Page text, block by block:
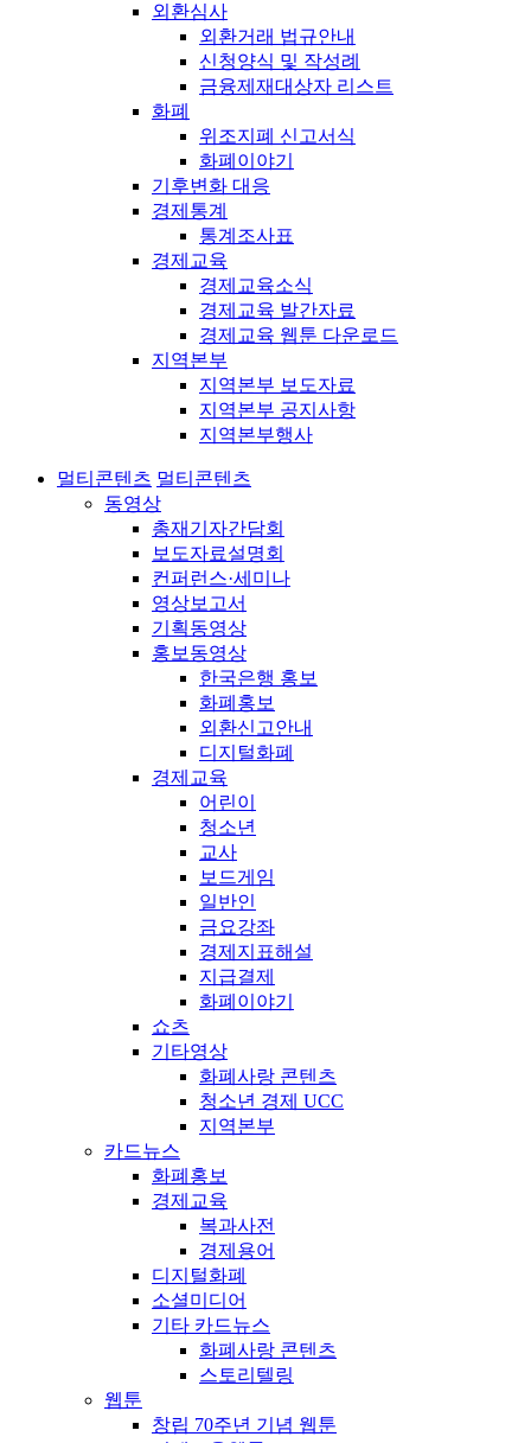
외환심사
외환거래 법규안내
신청양식 및 작성례
금융제재대상자 리스트
화폐
위조지폐 신고서식
화폐이야기
기후변화 대응
경제통계
통계조사표
경제교육
경제교육소식
경제교육 발간자료
경제교육 웹툰 다운로드
지역본부
지역본부 보도자료
지역본부 공지사항
지역본부행사
멀티콘텐츠 멀티콘텐츠
동영상
총재기자간담회
보도자료설명회
컨퍼런스·세미나
영상보고서
기획동영상
홍보동영상
한국은행 홍보
화폐홍보
외환신고안내
디지털화폐
경제교육
어린이
청소년
교사
보드게임
일반인
금요강좌
경제지표해설
지급결제
화폐이야기
쇼츠
기타영상
화폐사랑 콘텐츠
청소년 경제 UCC
지역본부
카드뉴스
화폐홍보
경제교육
복과사전
경제용어
디지털화폐
소셜미디어
기타 카드뉴스
화폐사랑 콘텐츠
스토리텔링
웹툰
창립 70주년 기념 웹툰